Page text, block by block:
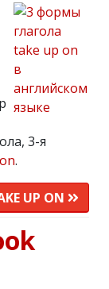
3-я
.
UP ON